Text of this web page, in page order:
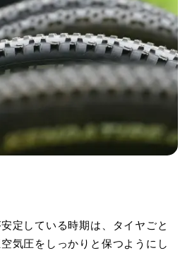
定している時期は、タイヤごと
気圧をしっかりと保つようにし